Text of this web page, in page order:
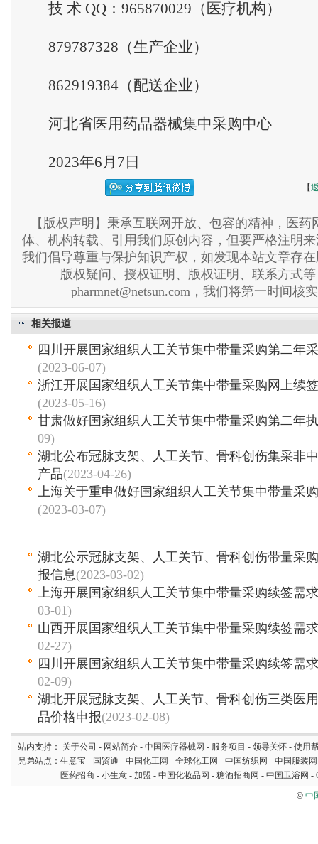
技 术 QQ：965870029（医疗机构）
879787328（生产企业）
862919384（配送企业）
河北省医用药品器械集中采购中心
2023年6月7日
【
【版权声明】秉承互联网开放、包容的精神，医药
体、机构转载、引用我们原创内容，但要严格注明
我们倡导尊重与保护知识产权，如发现本站文章存
版权疑问、授权证明、版权证明、联系方式
pharmnet@netsun.com，我们将第一时间核
相关报道
四川开展国家组织人工关节集中带量采购第二年
(2023-06-07)
浙江开展国家组织人工关节集中带量采购网上续
(2023-05-16)
甘肃做好国家组织人工关节集中带量采购第二年
09)
湖北公布冠脉支架、人工关节、骨科创伤集采非
产品(2023-04-26)
上海关于重申做好国家组织人工关节集中带量采
(2023-03-07)
湖北公示冠脉支架、人工关节、骨科创伤带量采
报信息(2023-03-02)
上海开展国家组织人工关节集中带量采购续签需
03-01)
山西开展国家组织人工关节集中带量采购续签需
02-27)
四川开展国家组织人工关节集中带量采购续签需
02-09)
湖北开展冠脉支架、人工关节、骨科创伤三类医
品价格申报(2023-02-08)
站内支持： 关于公司 - 网站简介 - 中国医疗器械网 - 服务项目 - 领导关怀 - 使用
兄弟站点： 生意宝 - 国贸通 - 中国化工网 - 全球化工网 - 中国纺织网 - 中国服装网
医药招商 - 小生意 - 加盟 - 中国化妆品网 - 糖酒招商网 - 中国卫浴网 -
© 中